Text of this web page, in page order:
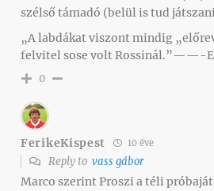
szélső támadó (belül is tud
„A labdákat viszont mindig
felvitel sose volt Rossinál.”——-
0
FerikeKispest 10 éve
Reply to vass gábor
Marco szerint Proszi a téli